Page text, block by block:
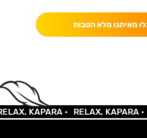
מאיתנו מלא הטבות
KAPARA • RELAX, KAPARA •